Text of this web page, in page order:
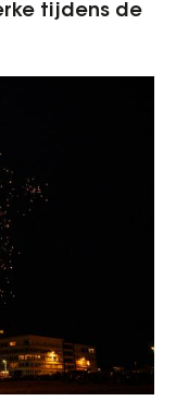
tijdens de